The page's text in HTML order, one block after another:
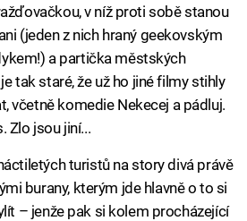
v níž proti sobě stanou
(jeden z nich hraný geekovským
a partička městských
tak staré, že už ho jiné filmy stihly
včetně komedie Nekecej a pádluj.
Zlo jsou jiní...
turistů na story divá právě
burany, kterým jde hlavně o to si
– jenže pak si kolem procházející